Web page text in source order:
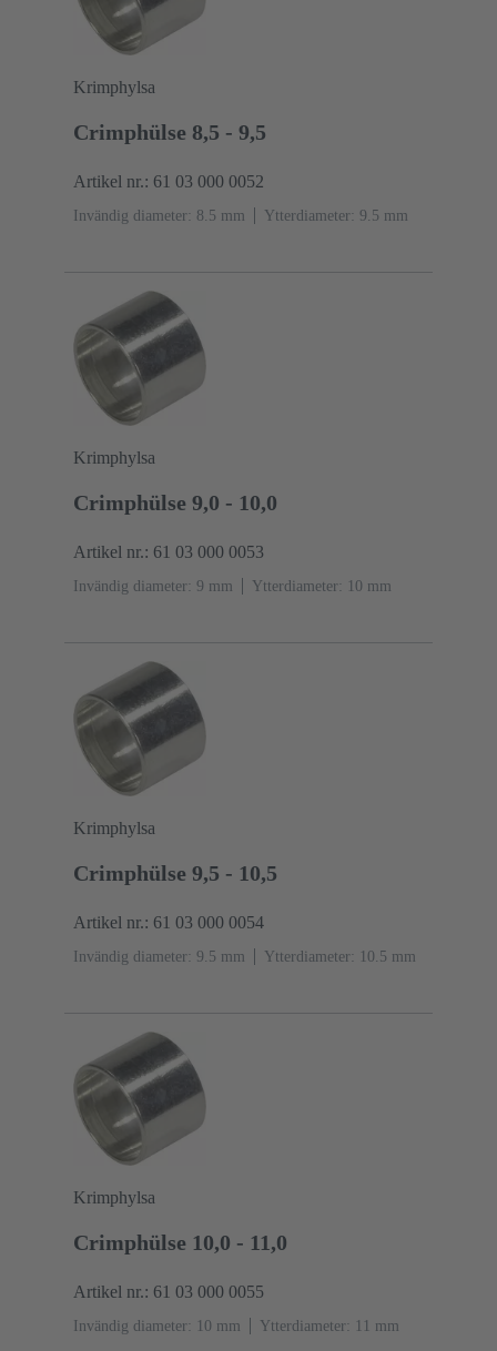
Krimphylsa
Crimphülse 8,5 - 9,5
Artikel nr.: 61 03 000 0052
Invändig diameter: 8.5 mm Ytterdiameter: ‌9.5 mm
Krimphylsa
Crimphülse 9,0 - 10,0
Artikel nr.: 61 03 000 0053
Invändig diameter: 9 mm Ytterdiameter: ‌10 mm
Krimphylsa
Crimphülse 9,5 - 10,5
Artikel nr.: 61 03 000 0054
Invändig diameter: 9.5 mm Ytterdiameter: ‌10.5 mm
Krimphylsa
Crimphülse 10,0 - 11,0
Artikel nr.: 61 03 000 0055
Invändig diameter: 10 mm Ytterdiameter: ‌11 mm